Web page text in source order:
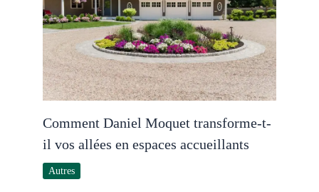
Comment Daniel Moquet transforme-t-
il vos allées en espaces accueillants
Autres